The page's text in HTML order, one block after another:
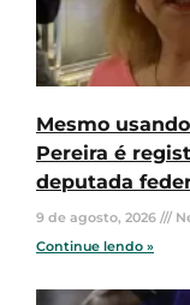
Mesmo
Pereira é
deputada
9 de agosto, 2026
Continue lendo »